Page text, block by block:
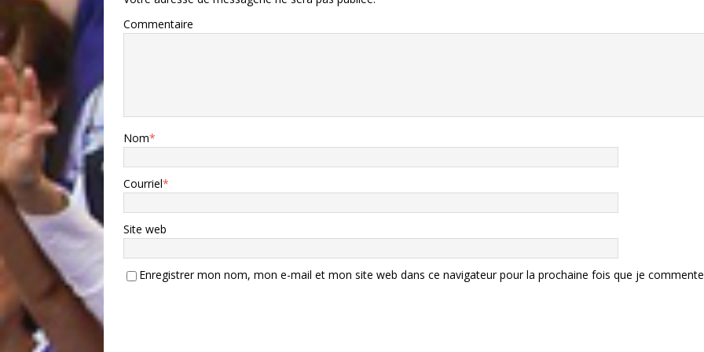
Commentaire
Nom*
Courriel*
Site web
Enregistrer mon nom, mon e-mail et mon site web dans ce navigateur pour la prochaine fois que je